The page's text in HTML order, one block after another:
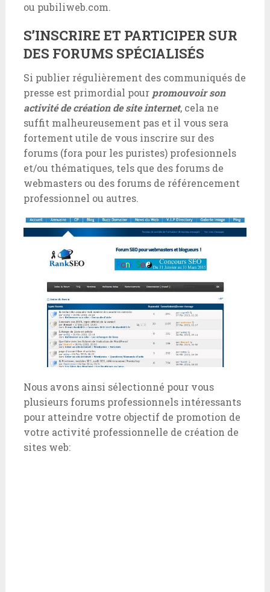
ou pubiliweb.com.
S’INSCRIRE ET PARTICIPER SUR
DES FORUMS SPÉCIALISÉS
Si publier régulièrement des communiqués de
presse est primordial pour promouvoir son
activité de création de site internet, cela ne
suffit malheureusement pas et il vous sera
fortement utile de vous inscrire sur des
forums (fora pour les puristes) profesionnels
et/ou thématiques, tels que des forums de
webmasters ou des forums de référencement
professionnel ou autres.
Nous avons ainsi sélectionné pour vous
plusieurs forums professionnels intéressants
pour atteindre votre objectif de promotion de
votre activité professionnelle de création de
sites web: